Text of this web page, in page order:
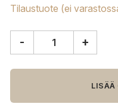
Tilaustuote (ei
pöytävalaisin
- +
LISÄÄ